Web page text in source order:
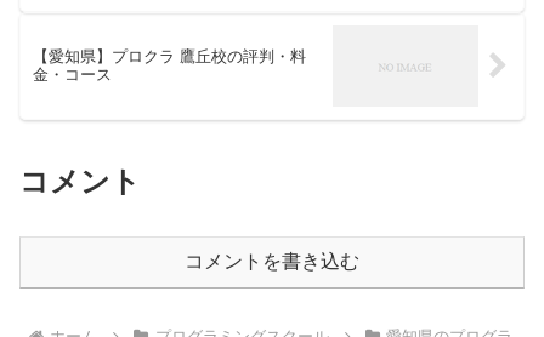
【愛知県】プロクラ 鷹丘校の評判・料
金・コース
コメント
コメントを書き込む